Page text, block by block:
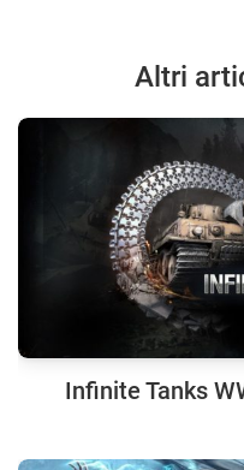
Altri
Infinite Tanks